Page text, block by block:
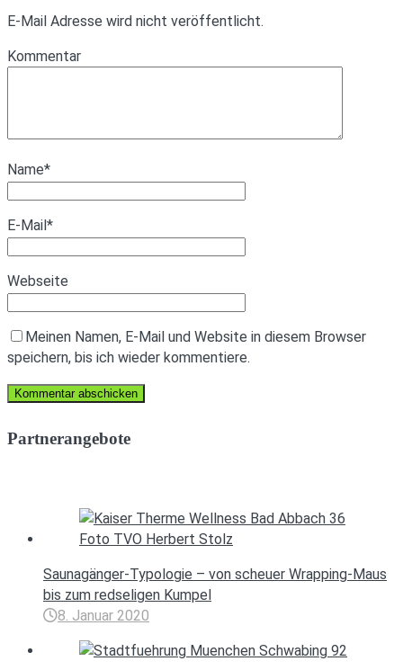
E-Mail Adresse wird nicht veröffentlicht.
Kommentar
Name*
E-Mail*
Webseite
Meinen Namen, E-Mail und Website in diesem Browser
speichern, bis ich wieder kommentiere.
Partnerangebote
Saunagänger-Typologie – von scheuer Wrapping-Maus
bis zum redseligen Kumpel
8. Januar 2020